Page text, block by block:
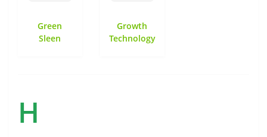
Green
Sleen
Growth
Technology
H